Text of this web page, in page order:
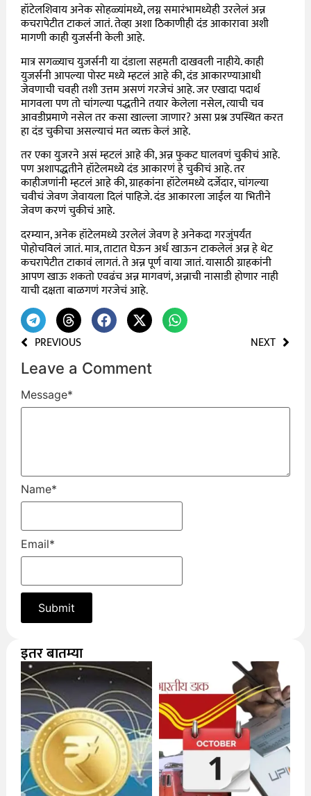
हॉटेलशिवाय अनेक सोहळ्यांमध्ये, लग्न समारंभामध्येही उरलेलं अन्न
कचरापेटीत टाकलं जातं. तेव्हा अशा ठिकाणीही दंड आकारावा अशी
मागणी काही युजर्सनी केली आहे.
मात्र सगळ्याच युजर्सनी या दंडाला सहमती दाखवली नाहीये. काही
युजर्सनी आपल्या पोस्ट मध्ये म्हटलं आहे की, दंड आकारण्याआधी
जेवणाची चवही तशी उत्तम असणं गरजेचं आहे. जर एखादा पदार्थ
मागवला पण तो चांगल्या पद्धतीने तयार केलेला नसेल, त्याची चव
आवडीप्रमाणे नसेल तर कसा खाल्ला जाणार? असा प्रश्न उपस्थित करत
हा दंड चुकीचा असल्याचं मत व्यक्त केलं आहे.
तर एका युजरने असं म्हटलं आहे की, अन्न फुकट घालवणं चुकीचं आहे.
पण अशापद्धतीने हॉटेलमध्ये दंड आकारणं हे चुकीचं आहे. तर
काहीजणांनी म्हटलं आहे की, ग्राहकांना हॉटेलमध्ये दर्जेदार, चांगल्या
चवीचं जेवण जेवायला दिलं पाहिजे. दंड आकारला जाईल या भितीने
जेवण करणं चुकीचं आहे.
दरम्यान, अनेक हॉटेलमध्ये उरलेलं जेवण हे अनेकदा गरजुंपर्यंत
पोहोचविलं जातं. मात्र, ताटात घेऊन अर्ध खाऊन टाकलेलं अन्न हे थेट
कचरापेटीत टाकावं लागतं. ते अन्न पूर्ण वाया जातं. यासाठी ग्राहकांनी
आपण खाऊ शकतो एवढंच अन्न मागवणं, अन्नाची नासाडी होणार नाही
याची दक्षता बाळगणं गरजेचं आहे.
PREVIOUS NEXT
Leave a Comment
Message*
Name*
Email*
इतर बातम्या